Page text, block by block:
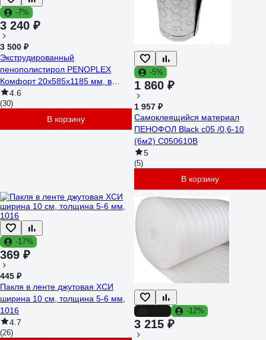
-7%
3 240 ₽
3 500 ₽
Экструдированный
пенополистирол PENOPLEX
Комфорт 20x585x1185 мм, в
упаковке 20 шт. TU0-0002501
4.6
(30)
В корзину
-5%
1 860 ₽
1 957 ₽
Самоклеящийся материал
ПЕНОФОЛ Black с05 /0,6-10
(6м2) С050610В
5
(5)
В корзину
-17%
369 ₽
445 ₽
Пакля в ленте джутовая ХСИ
ширина 10 см, толщина 5-6 мм,
1016
4.7
(26)
-12%
3 215 ₽